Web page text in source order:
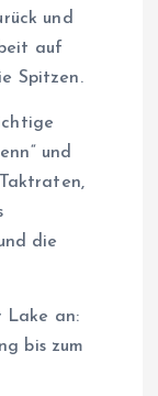
und
auf
Spitzen.
und
die
Lake an:
bis zum